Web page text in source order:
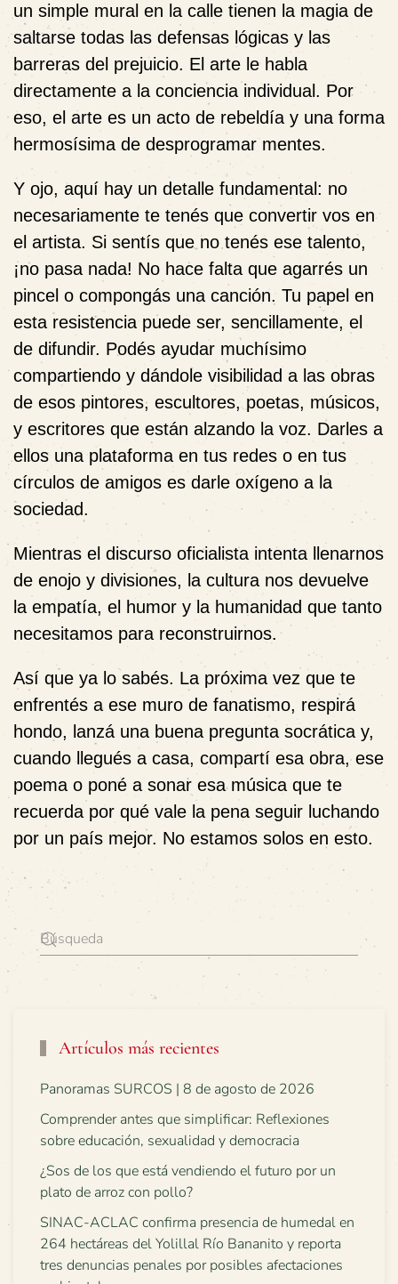
un simple mural en la calle tienen la magia de
saltarse todas las defensas lógicas y las
barreras del prejuicio. El arte le habla
directamente a la conciencia individual. Por
eso, el arte es un acto de rebeldía y una forma
hermosísima de desprogramar mentes.
Y ojo, aquí hay un detalle fundamental: no
necesariamente te tenés que convertir vos en
el artista. Si sentís que no tenés ese talento,
¡no pasa nada! No hace falta que agarrés un
pincel o compongás una canción. Tu papel en
esta resistencia puede ser, sencillamente, el
de difundir. Podés ayudar muchísimo
compartiendo y dándole visibilidad a las obras
de esos pintores, escultores, poetas, músicos,
y escritores que están alzando la voz. Darles a
ellos una plataforma en tus redes o en tus
círculos de amigos es darle oxígeno a la
sociedad.
Mientras el discurso oficialista intenta llenarnos
de enojo y divisiones, la cultura nos devuelve
la empatía, el humor y la humanidad que tanto
necesitamos para reconstruirnos.
Así que ya lo sabés. La próxima vez que te
enfrentés a ese muro de fanatismo, respirá
hondo, lanzá una buena pregunta socrática y,
cuando llegués a casa, compartí esa obra, ese
poema o poné a sonar esa música que te
recuerda por qué vale la pena seguir luchando
por un país mejor. No estamos solos en esto.
Artículos más recientes
Panoramas SURCOS | 8 de agosto de 2026
Comprender antes que simplificar: Reflexiones
sobre educación, sexualidad y democracia
¿Sos de los que está vendiendo el futuro por un
plato de arroz con pollo?
SINAC-ACLAC confirma presencia de humedal en
264 hectáreas del Yolillal Río Bananito y reporta
tres denuncias penales por posibles afectaciones